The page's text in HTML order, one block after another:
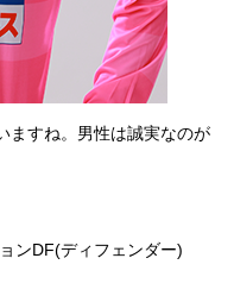
ますね。男性は誠実なのが
ンDF(ディフェンダー)